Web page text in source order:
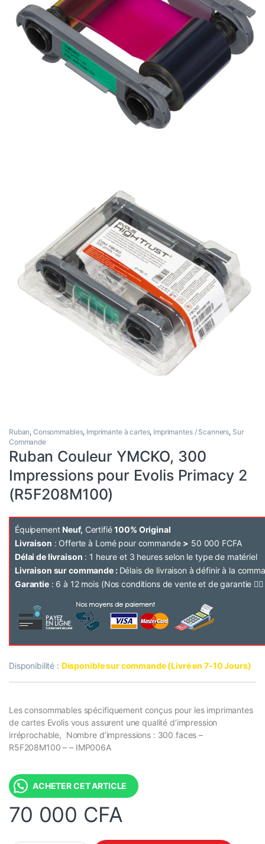
Ruban,Consommables, Imprimante à cartes, Imprimantes / Scanners, Sur
Commande
Ruban Couleur YMCKO, 300
Impressions pour Evolis Primacy 2
(R5F208M100)
Équipement Neuf, Certifié100% Original
Livraison : Offerte à Lomé pour commande > 50 000 FCFA
Délai de livraison : 1 heure et 3 heures selon le type de matériel
Livraison sur commande : Délais de livraison à définir à la
Garantie: 6 à 12 mois (Nos conditions de vente et de garantie 👉🏽
Disponibilité : Disponible sur commande (Livré en 7-10 Jours)
Les consommables spécifiquement conçus pour les imprimantes
de cartes Evolis vous assurent une qualité d’impression
irréprochable, Nombre d’impressions : 300 faces –
R5F208M100 – – IMP006A
ACHETER CET ARTICLE
70 000 CFA